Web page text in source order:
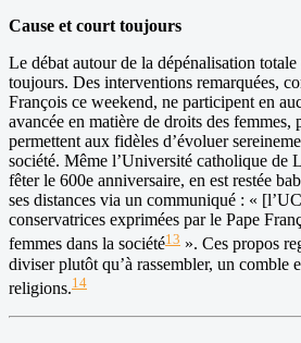
Cause et court toujours
Le débat autour de la dépénalisation
toujours. Des interventions remarquées,
François ce weekend, ne participent en
avancée en matière de droits des femmes,
permettent aux fidèles d’évoluer
société. Même l’Université catholique de
fêter le 600e anniversaire, en est restée
ses distances via un communiqué : «
conservatrices exprimées par le Pape
femmes dans la société13 ». Ces propos
diviser plutôt qu’à rassembler, un comble
religions.14